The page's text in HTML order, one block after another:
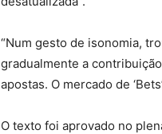
“Num gesto de isonomia,
gradualmente a
apostas. O mercado de
O texto foi aprovado no